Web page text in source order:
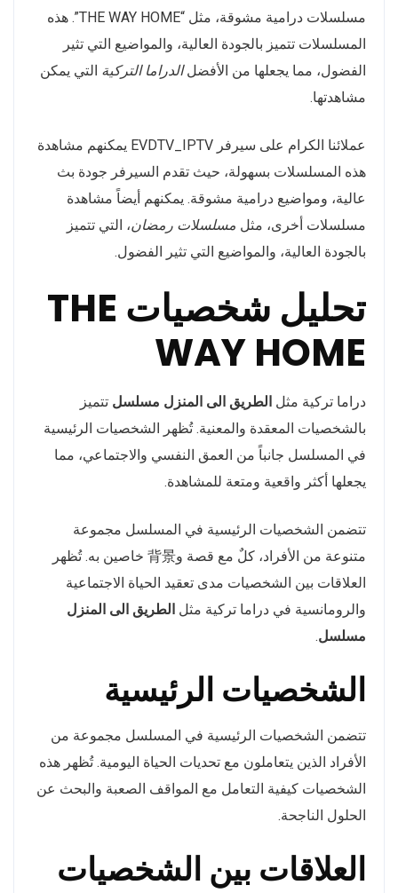
مسلسلات درامية مشوقة، مثل “THE WAY HOME”. هذه
المسلسلات تتميز بالجودة العالية، والمواضيع التي تثير
الفضول، مما يجعلها من الأفضلالدراما التركية التي يمكن
مشاهدتها.
عملائنا الكرام على سيرفر EVDTV_IPTV يمكنهم مشاهدة
هذه المسلسلات بسهولة، حيث تقدم السيرفر جودة بث
عالية، ومواضيع درامية مشوقة. يمكنهم أيضاً مشاهدة
مسلسلات أخرى، مثل مسلسلات رمضان، التي تتميز
بالجودة العالية، والمواضيع التي تثير الفضول.
تحليل شخصيات THE
WAY HOME
دراما تركية مثل الطريق الى المنزل مسلسل تتميز
بالشخصيات المعقدة والمعنية. تُظهر الشخصيات الرئيسية
في المسلسل جانباً من العمق النفسي والاجتماعي، مما
يجعلها أكثر واقعية ومتعة للمشاهدة.
تتضمن الشخصيات الرئيسية في المسلسل مجموعة
متنوعة من الأفراد، كلٌ مع قصة و背景 خاصين به. تُظهر
العلاقات بين الشخصيات مدى تعقيد الحياة الاجتماعية
والرومانسية في دراما تركية مثل الطريق الى المنزل
مسلسل.
الشخصيات الرئيسية
تتضمن الشخصيات الرئيسية في المسلسل مجموعة من
الأفراد الذين يتعاملون مع تحديات الحياة اليومية. تُظهر هذه
الشخصيات كيفية التعامل مع المواقف الصعبة والبحث عن
الحلول الناجحة.
العلاقات بين الشخصيات